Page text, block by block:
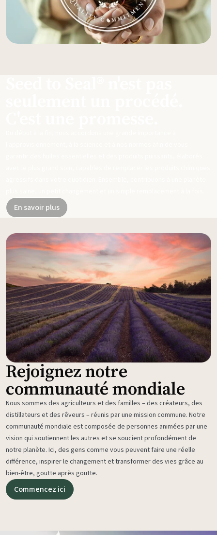
Seed to Seal® n'est pas
En savoir plus
Rejoignez notre
communauté mondiale
Nous sommes des agriculteurs et des familles – des créateurs, des
distillateurs et des rêveurs – réunis par une mission commune. Notre
communauté mondiale est composée de personnes animées par une
vision qui soutiennent les autres et se soucient profondément de
notre planète. Ici, des gens comme vous peuvent faire une réelle
différence, inspirer le changement et transformer des vies grâce au
bien-être, goutte après goutte.
Commencez ici